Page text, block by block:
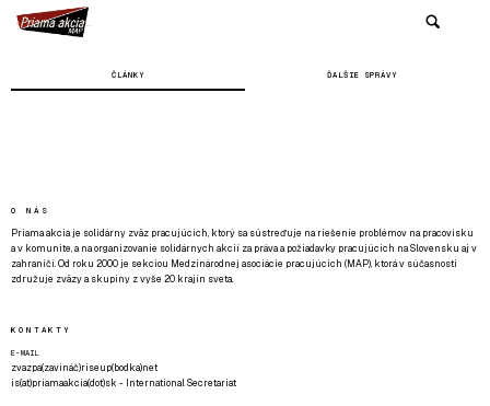
ČLÁNKY ĎALŠIE SPRÁVY
O NÁS
Priama akcia je solidárny zväz pracujúcich, ktorý sa sústreďuje na riešenie problémov na pracovisku
a v komunite, a na organizovanie solidárnych akcií za práva a požiadavky pracujúcich na Slovensku aj v
zahraničí. Od roku 2000 je sekciou Medzinárodnej asociácie pracujúcich (MAP), ktorá v súčasnosti
združuje zväzy a skupiny z vyše 20 krajín sveta.
KONTAKTY
E-MAIL
zvazpa(zavináč)riseup(bodka)net
is(at)priamaakcia(dot)sk - International Secretariat